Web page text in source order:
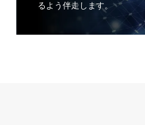
るよう伴走します。